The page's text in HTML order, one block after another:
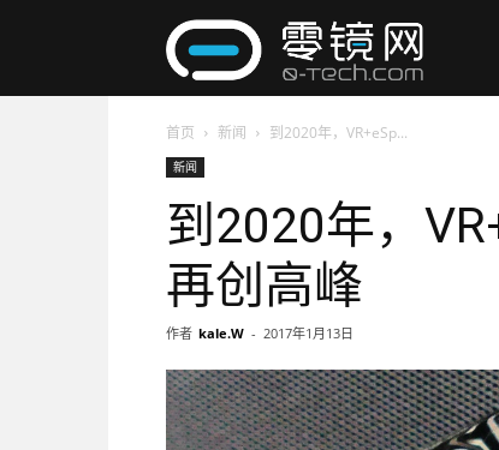
网
首页 新闻 到2020年，VR+eSp...
新闻
到2020年，
再创高峰
作者 kale.W - 2017年1月13日